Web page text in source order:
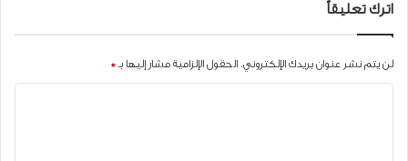
اترك تعليقاً
لن يتم نشر عنوان بريدك الإلكتروني. الحقول الإلزامية مشار إليها بـ *